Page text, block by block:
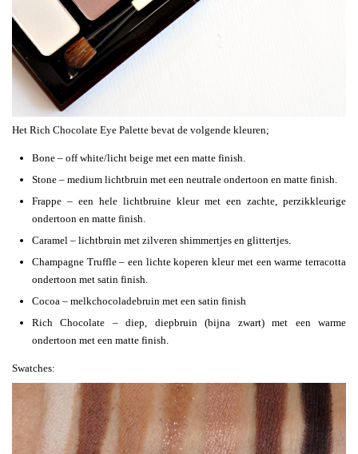
Het Rich Chocolate Eye Palette bevat de volgende kleuren;
Bone – off white/licht beige met een matte finish.
Stone – medium lichtbruin met een neutrale ondertoon en matte finish.
Frappe – een hele lichtbruine kleur met een zachte, perzikkleurige
ondertoon en matte finish.
Caramel – lichtbruin met zilveren shimmertjes en glittertjes.
Champagne Truffle – een lichte koperen kleur met een warme terracotta
ondertoon met satin finish.
Cocoa – melkchocoladebruin met een satin finish
Rich Chocolate – diep, diepbruin (bijna zwart) met een warme
ondertoon met een matte finish.
Swatches: